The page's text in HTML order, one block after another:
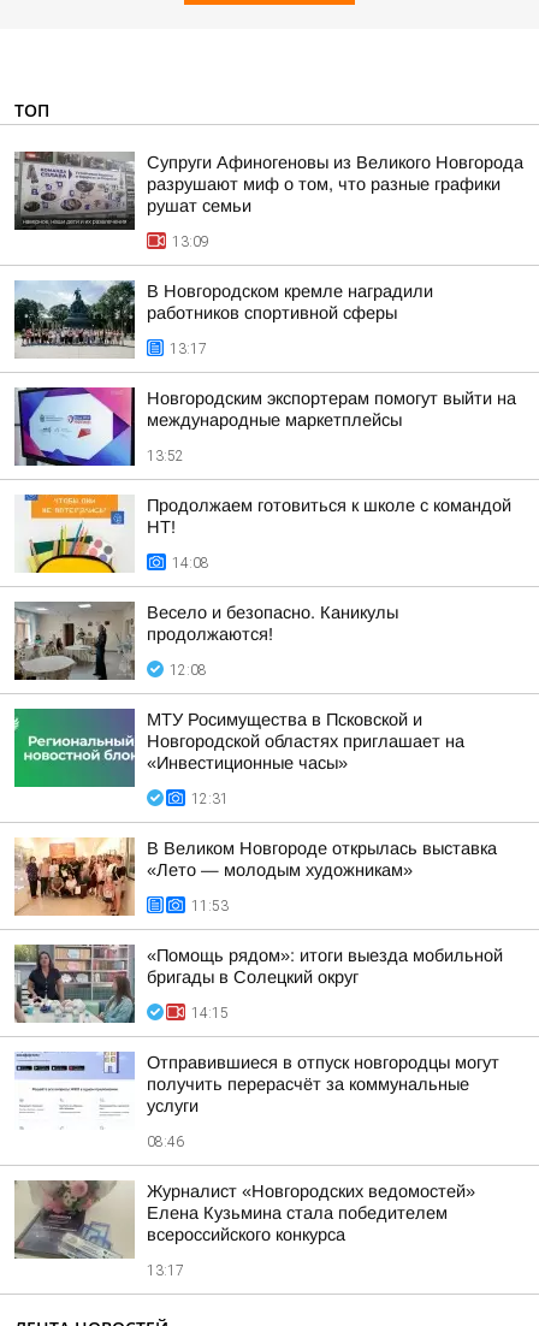
ТОП
Супруги Афиногеновы из Великого Новгорода
разрушают миф о том, что разные графики
рушат семьи
13:09
В Новгородском кремле наградили
работников спортивной сферы
13:17
Новгородским экспортерам помогут выйти на
международные маркетплейсы
13:52
Продолжаем готовиться к школе с командой
НТ!
14:08
Весело и безопасно. Каникулы
продолжаются!
12:08
МТУ Росимущества в Псковской и
Новгородской областях приглашает на
«Инвестиционные часы»
12:31
В Великом Новгороде открылась выставка
«Лето — молодым художникам»
11:53
«Помощь рядом»: итоги выезда мобильной
бригады в Солецкий округ
14:15
Отправившиеся в отпуск новгородцы могут
получить перерасчёт за коммунальные
услуги
08:46
Журналист «Новгородских ведомостей»
Елена Кузьмина стала победителем
всероссийского конкурса
13:17